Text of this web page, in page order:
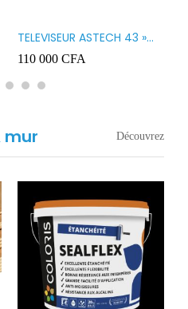
TELEVISEUR ASTECH 43 »
LED 43OD15
110 000 CFA
mur Découvrez